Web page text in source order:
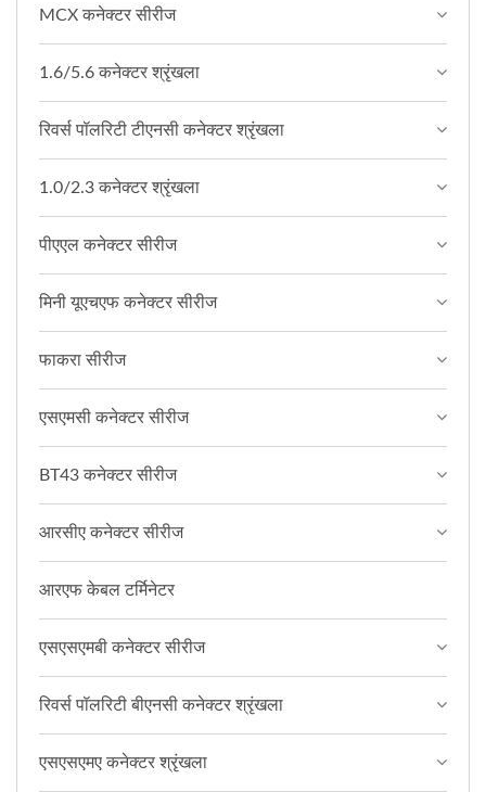
MCX कनेक्टर सीरीज
1.6/5.6 कनेक्टर श्रृंखला
रिवर्स पॉलरिटी टीएनसी कनेक्टर श्रृंखला
1.0/2.3 कनेक्टर श्रृंखला
पीएएल कनेक्टर सीरीज
मिनी यूएचएफ कनेक्टर सीरीज
फाकरा सीरीज
एसएमसी कनेक्टर सीरीज
BT43 कनेक्टर सीरीज
आरसीए कनेक्टर सीरीज
आरएफ केबल टर्मिनेटर
एसएसएमबी कनेक्टर सीरीज
रिवर्स पॉलरिटी बीएनसी कनेक्टर श्रृंखला
एसएसएमए कनेक्टर श्रृंखला